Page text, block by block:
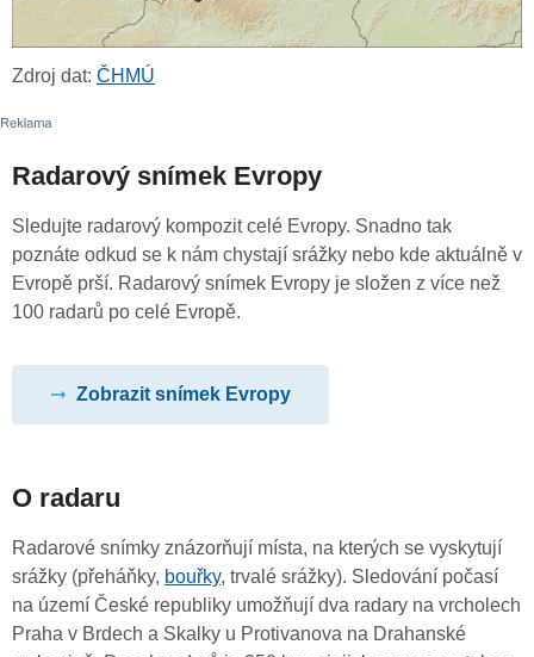
Zdroj dat: ČHMÚ
Radarový snímek Evropy
Sledujte radarový kompozit celé Evropy. Snadno tak
poznáte odkud se k nám chystají srážky nebo kde aktuálně v
Evropě prší. Radarový snímek Evropy je složen z více než
100 radarů po celé Evropě.
Zobrazit snímek Evropy
O radaru
Radarové snímky znázorňují místa, na kterých se vyskytují
srážky (přeháňky, bouřky, trvalé srážky). Sledování počasí
na území České republiky umožňují dva radary na vrcholech
Praha v Brdech a Skalky u Protivanova na Drahanské